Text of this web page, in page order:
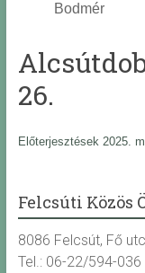
Bodmér
26.
Előterjesztések 2025.
Felcsúti Közös
8086 Felcsút, Fő
Tel.: 06-22/594-036